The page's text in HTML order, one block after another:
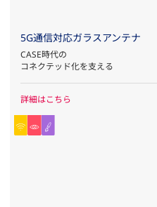
5G通信対応ガラスアンテナ
CASE時代の
コネクテッド化を支える
詳細はこちら